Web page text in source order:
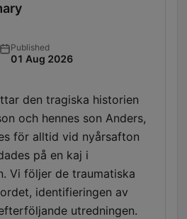
Published
01 Aug 2026
den tragiska historien
och hennes son Anders,
för alltid vid nyårsafton
på en kaj i
Vi följer de traumatiska
identifieringen av
utredningen.